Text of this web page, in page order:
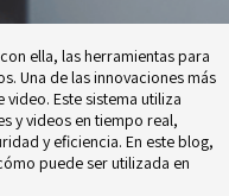
ella, las herramientas para
Una de las innovaciones más
video. Este sistema utiliza
yvideos en tiempo real,
y eficiencia. En esteblog,
puede ser utilizada en